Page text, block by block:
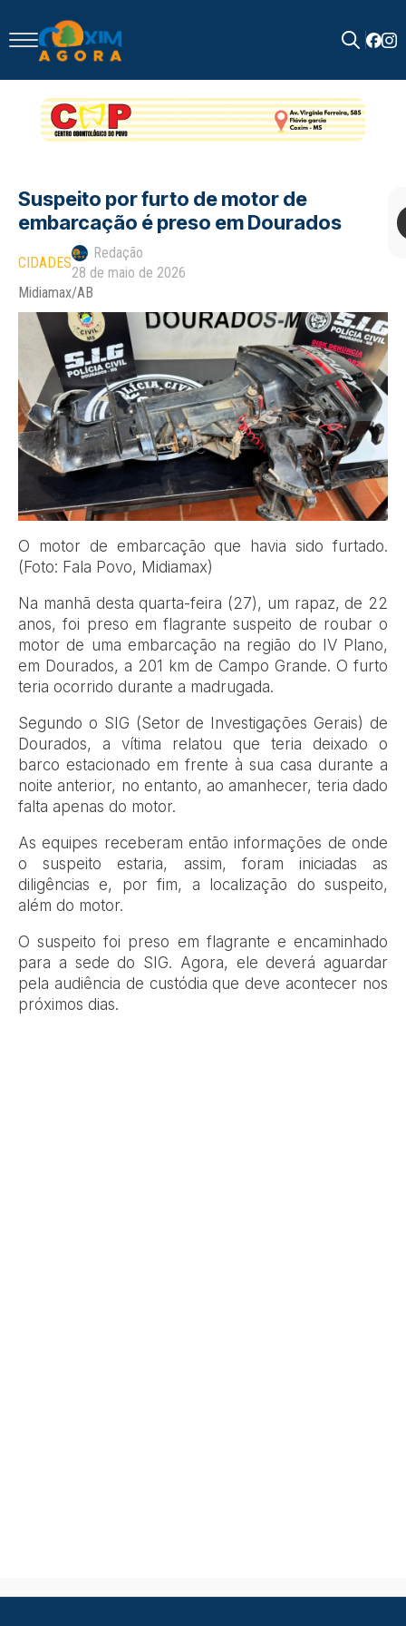
for:
Suspeito por furto de motor de
embarcação é preso em Dourados
CIDADES
Redação
28 de maio de 2026
Midiamax/AB
O motor de embarcação que havia sido furtado.
(Foto: Fala Povo, Midiamax)
Na manhã desta quarta-feira (27), um rapaz, de 22
anos, foi preso em flagrante suspeito de roubar o
motor de uma embarcação na região do IV Plano,
em Dourados, a 201 km de Campo Grande. O furto
teria ocorrido durante a madrugada.
Segundo o SIG (Setor de Investigações Gerais) de
Dourados, a vítima relatou que teria deixado o
barco estacionado em frente à sua casa durante a
noite anterior, no entanto, ao amanhecer, teria dado
falta apenas do motor.
As equipes receberam então informações de onde
o suspeito estaria, assim, foram iniciadas as
diligências e, por fim, a localização do suspeito,
além do motor.
O suspeito foi preso em flagrante e encaminhado
para a sede do SIG. Agora, ele deverá aguardar
pela audiência de custódia que deve acontecer nos
próximos dias.